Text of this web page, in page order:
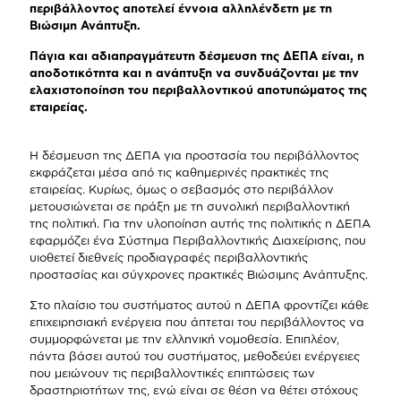
περιβάλλοντος αποτελεί έννοια αλληλένδετη με τη
Βιώσιμη Ανάπτυξη.
Πάγια και αδιαπραγμάτευτη δέσμευση της ΔΕΠΑ είναι, η
αποδοτικότητα και η ανάπτυξη να συνδυάζονται με την
ελαχιστοποίηση του περιβαλλοντικού αποτυπώματος της
εταιρείας.
Η δέσμευση της ΔΕΠΑ για προστασία του περιβάλλοντος
εκφράζεται μέσα από τις καθημερινές πρακτικές της
εταιρείας. Κυρίως, όμως ο σεβασμός στο περιβάλλον
μετουσιώνεται σε πράξη με τη συνολική περιβαλλοντική
της πολιτική. Για την υλοποίηση αυτής της πολιτικής η ΔΕΠΑ
εφαρμόζει ένα Σύστημα Περιβαλλοντικής Διαχείρισης, που
υιοθετεί διεθνείς προδιαγραφές περιβαλλοντικής
προστασίας και σύγχρονες πρακτικές Βιώσιμης Ανάπτυξης.
Στο πλαίσιο του συστήματος αυτού η ΔΕΠΑ φροντίζει κάθε
επιχειρησιακή ενέργεια που άπτεται του περιβάλλοντος να
συμμορφώνεται με την ελληνική νομοθεσία. Επιπλέον,
πάντα βάσει αυτού του συστήματος, μεθοδεύει ενέργειες
που μειώνουν τις περιβαλλοντικές επιπτώσεις των
δραστηριοτήτων της, ενώ είναι σε θέση να θέτει στόχους